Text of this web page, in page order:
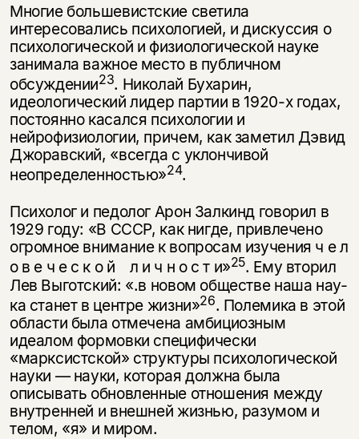
Многие большевистские светила
интересовались психологией, и дискус­сия о
психологической и физиологической науке
занимала важное место в публичном
обсуждении23. Николай Бухарин,
идеологический лидер партии в 1920-х годах,
постоянно касался психологии и
нейрофизиологии, причем, как заметил Дэвид
Джоравский, «всегда с уклончивой
неопределенностью»24.
Психолог и педолог Арон Залкинд говорил в
1929 году: «В СССР, как нигде, привлечено
огромное внимание к вопросам изучения ч е л
о в е ч е с к о й л и ч н о с т и»25. Ему вторил
Лев Выготский: «.в новом обществе наша нау­
ка станет в центре жизни»26. Полемика в этой
области была отмечена ам­бициозным
идеалом формовки специфически
«марксистской» структуры психологической
науки — науки, которая должна была
описывать обнов­ленные отношения между
внутренней и внешней жизнью, разумом и
телом, «я» и миром.